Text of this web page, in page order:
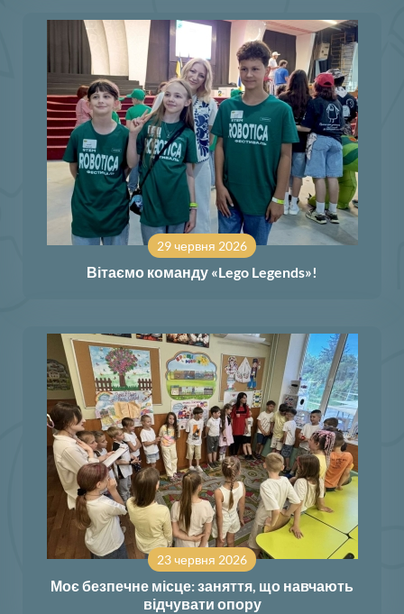
29 червня 2026
Вітаємо команду «Lego Legends»!
23 червня 2026
Моє безпечне місце: заняття, що навчають
відчувати опору